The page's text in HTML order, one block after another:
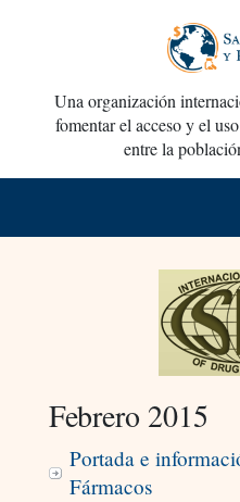
Una organización
fomentar el acceso y el
entre la
Febrero 2015
Portada e
Fármacos